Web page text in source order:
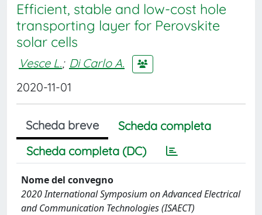
Efficient, stable and low-cost hole
transporting layer for Perovskite
solar cells
Vesce L.; Di Carlo A.
2020-11-01
Scheda breve
Scheda completa
Scheda completa (DC)
Nome del convegno
2020 International Symposium on Advanced Electrical
and Communication Technologies (ISAECT)